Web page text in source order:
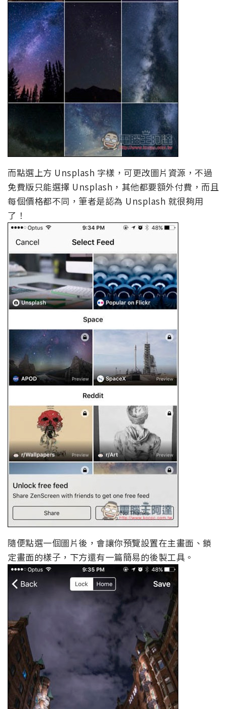
而點選上方 Unsplash 字樣，可更改圖片資源，不過
免費版只能選擇 Unsplash，其他都要額外付費，而且
每個價格都不同，筆者是認為 Unsplash 就很夠用
了！
隨便點選一個圖片後，會讓你預覽設置在主畫面、鎖
定畫面的樣子，下方還有一篇簡易的後製工具。